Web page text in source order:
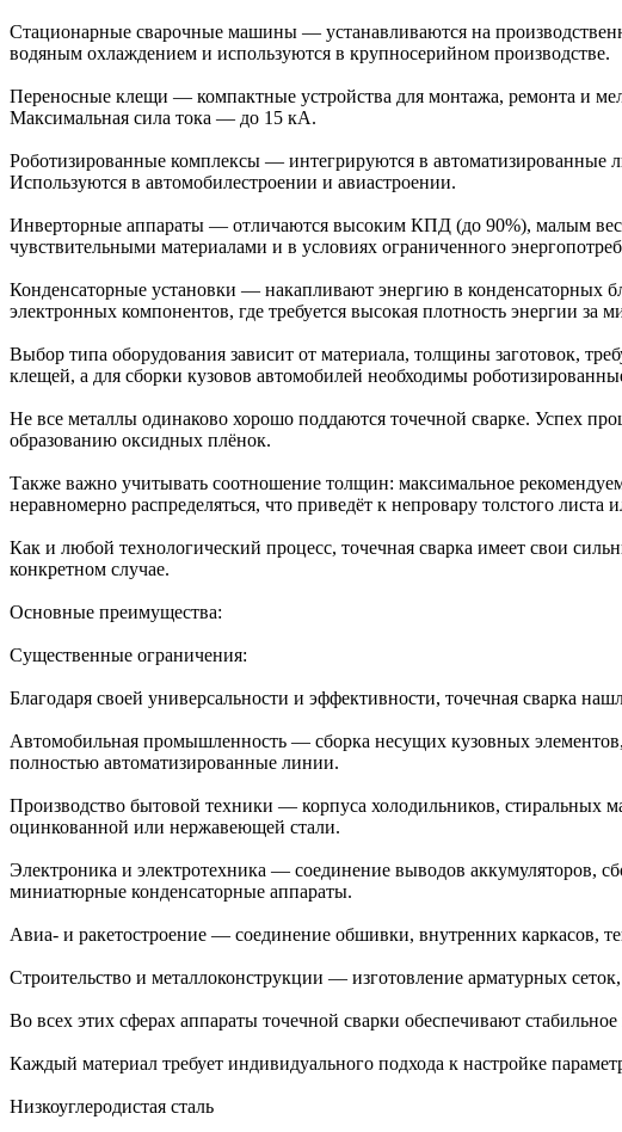
Стационарные сварочные машины — устанавливаются на
водяным охлаждением и используются в крупносерийном производстве.
Переносные клещи — компактные устройства для монтажа, ремонта и
Максимальная сила тока — до 15 кА.
Роботизированные комплексы — интегрируются в автоматизированные
Используются в автомобилестроении и авиастроении.
Инверторные аппараты — отличаются высоким КПД (до 90%), малым
чувствительными материалами и в условиях ограниченного
Конденсаторные установки — накапливают энергию в конденсаторных
электронных компонентов, где требуется высокая плотность энергии за
Выбор типа оборудования зависит от материала, толщины заготовок,
клещей, а для сборки кузовов автомобилей необходимы
Не все металлы одинаково хорошо поддаются точечной сварке. Успех
образованию оксидных плёнок.
Также важно учитывать соотношение толщин: максимальное
неравномерно распределяться, что приведёт к непровару толстого листа
Как и любой технологический процесс, точечная сварка имеет свои
конкретном случае.
Основные преимущества:
Существенные ограничения:
Благодаря своей универсальности и эффективности, точечная сварка
Автомобильная промышленность — сборка несущих кузовных
полностью автоматизированные линии.
Производство бытовой техники — корпуса холодильников, стиральных
оцинкованной или нержавеющей стали.
Электроника и электротехника — соединение выводов аккумуляторов,
миниатюрные конденсаторные аппараты.
Авиа- и ракетостроение — соединение обшивки, внутренних каркасов,
Строительство и металлоконструкции — изготовление арматурных
Во всех этих сферах аппараты точечной сварки обеспечивают
Каждый материал требует индивидуального подхода к настройке
Низкоуглеродистая сталь